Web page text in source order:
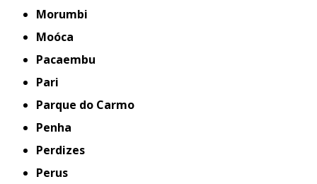
Morumbi
Moóca
Pacaembu
Pari
Parque do Carmo
Penha
Perdizes
Perus